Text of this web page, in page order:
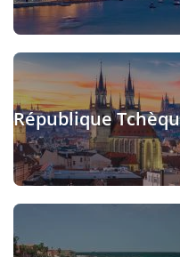
République